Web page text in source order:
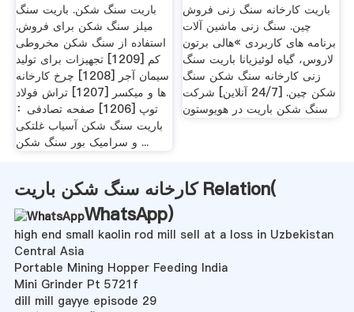
باریت سنگ شکن. باریت سنگ
میلز سنگ شکن برای فروش.
استفاده از سنگ شکن مخروطی
کم [1209] تجهیزات برای تولید
سیمان آجر [1208] چرخ کارخانه
ها و میکسر [1207] تراش فولاد
توپ [1206] صفحه تصادفی：
باریت سنگ شکن آسیاب غلتکی
و سرامیک بور سنگ شکن ...
باریت کارخانه سنگ زنی فروش
چین. سنگ زنی ماشین آلات
برنامه های کاربردی »هالی برتون
لاروس، گیاه لوئیزیانا باریت سنگ
زنی کارخانه سنگ شکن سنگ
شکن چین. [24/7 آنلاین] شرکت
سنگ شکن باریت در هویوستون
کارخانه سنگ شکن باریت Relation(
WhatsApp)
high end small kaolin rod mill sell at a loss in Uzbekistan
Central Asia
Portable Mining Hopper Feeding India
Mini Grinder Pt 5721f
dill mill gayye episode 29